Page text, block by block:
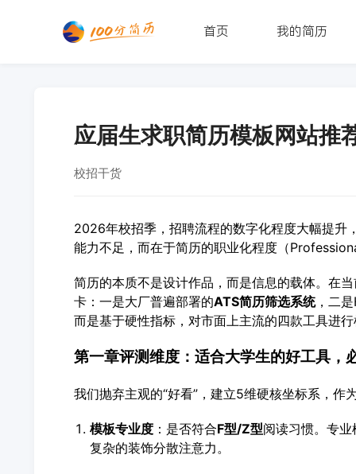
首页 我的简历
应届生求职简历模板网站推
校招干货
2026年校招季，招聘流程的数字化程度大幅提升
能力不足，而在于简历的职业化程度（
简历的本质不是设计作品，而是信息的载体。在
卡：一是大厂普遍部署的ATS简历筛选系统，二
而是基于硬性指标，对市面上主流的四款工具进
第一章评测维度：适合大学生的好工具，
我们抛弃主观的“好看”，建立5维硬核坐标系，作
模板专业度：是否符合F型/Z型阅读习惯。专
复杂的装饰分散注意力。